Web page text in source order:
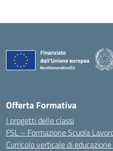
Offerta Formativa
I progetti delle classi
FSL – Formazione Scuola
Curricolo verticale di